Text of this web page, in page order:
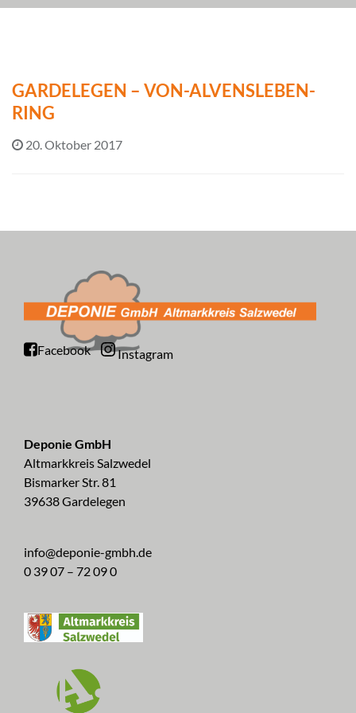
GARDELEGEN – VON-ALVENSLEBEN-
RING
20. Oktober 2017
Facebook Instagram
Deponie GmbH
Altmarkkreis Salzwedel
Bismarker Str. 81
39638 Gardelegen
info@deponie-gmbh.de
0 39 07 – 72 09 0